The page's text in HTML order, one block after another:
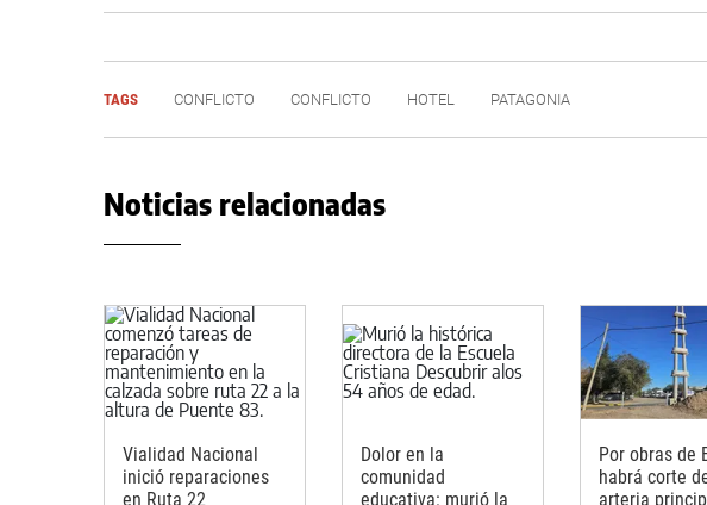
TAGS CONFLICTO CONFLICTO HOTEL PATAGONIA
Noticias relacionadas
Vialidad Nacional
inició reparaciones
en Ruta 22
Dolor en la
comunidad
educativa: murió la
Por obras de
habrá corte
arteria